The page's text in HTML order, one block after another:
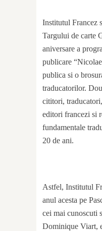
Institutul Francez
Targului de carte
aniversare a
publicare
publica si o
traducatorilor.
cititori,
editori francezi si
fundamentale
20 de ani.
Astfel, Institutul
anul acesta pe
cei mai cunoscuti
Dominique Viart,